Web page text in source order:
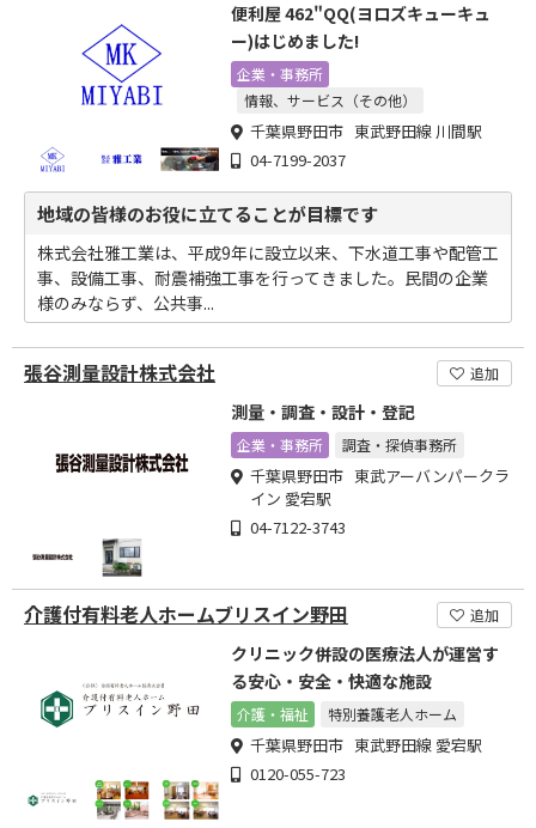
便利屋 462"QQ(ヨロズキューキュ
ー)はじめました!
企業・事務所
情報、サービス（その他）
千葉県野田市 東武野田線 川間駅
04-7199-2037
地域の皆様のお役に立てることが目標です
株式会社雅工業は、平成9年に設立以来、下水道工事や配管工
事、設備工事、耐震補強工事を行ってきました。民間の企業
様のみならず、公共事...
張谷測量設計株式会社 追加
測量・調査・設計・登記
企業・事務所 調査・探偵事務所
千葉県野田市 東武アーバンパークラ
イン 愛宕駅
04-7122-3743
介護付有料老人ホームブリスイン野田 追加
クリニック併設の医療法人が運営す
る安心・安全・快適な施設
介護・福祉 特別養護老人ホーム
千葉県野田市 東武野田線 愛宕駅
0120-055-723